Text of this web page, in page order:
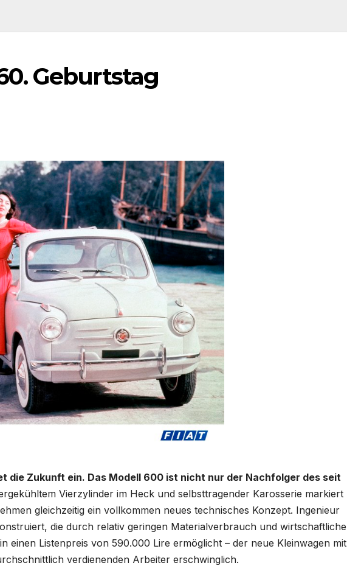
Geburtstag
die Zukunft ein. Das Modell 600 ist nicht nur der Nachfolger des seit
Vierzylinder im Heck und selbsttragender Karosserie markiert
gleichzeitig ein vollkommen neues technisches Konzept. Ingenieur
die durch relativ geringen Materialverbrauch und wirtschaftliche
einen Listenpreis von 590.000 Lire ermöglicht – der neue Kleinwagen mit
verdienenden Arbeiter erschwinglich.